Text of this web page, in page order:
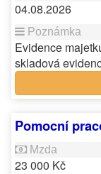
04.08.2026
Evidence
skladová
Pomocní
23 000 Kč